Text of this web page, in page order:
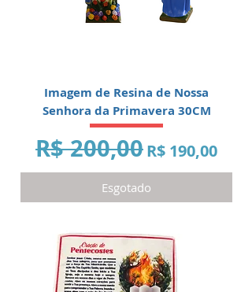
Imagem de Resina de Nossa
Senhora da Primavera 30CM
Preço normal
R$ 200,00Preço
R$ 190,00
Esgotado